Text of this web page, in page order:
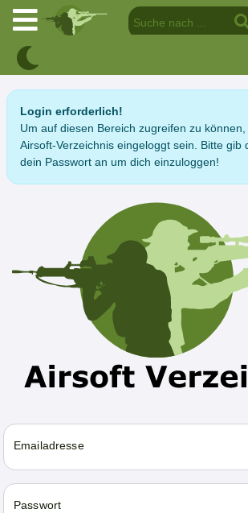
Login erforderlich!
Um auf diesen Bereich zugreifen zu
Airsoft-Verzeichnis eingeloggt sein. Bitte gib
dein Passwort an um dich einzuloggen!
Emailadresse
Passwort